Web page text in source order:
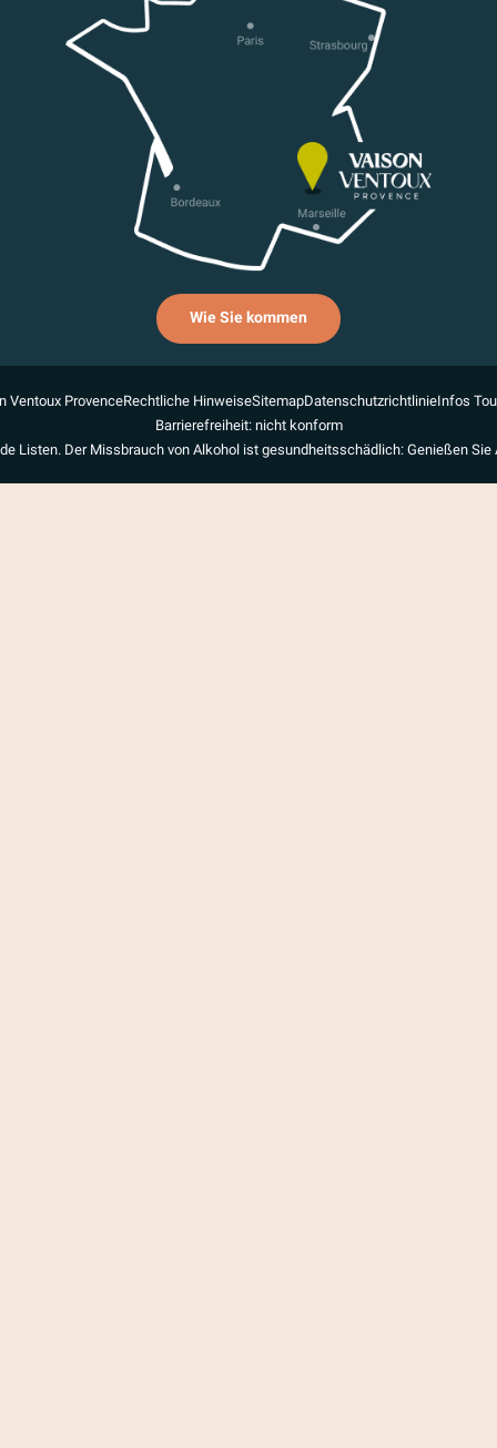
Wie Sie kommen
Ventoux ProvenceRechtliche HinweiseSitemapDatenschutzrichtlinieInfos
Barrierefreiheit: nicht konform
Listen. Der Missbrauch von Alkohol ist gesundheitsschädlich: Genießen Sie